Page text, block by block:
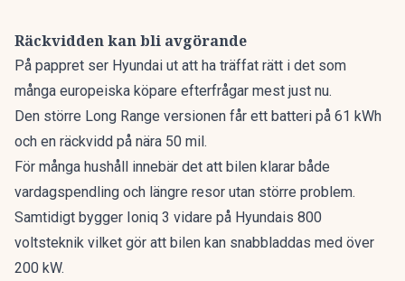
Räckvidden kan bli avgörande
På pappret ser Hyundai ut att ha träffat rätt i det som
många europeiska köpare efterfrågar mest just nu.
Den större Long Range versionen får ett batteri på 61 kWh
och en räckvidd på nära 50 mil.
För många hushåll innebär det att bilen klarar både
vardagspendling och längre resor utan större problem.
Samtidigt bygger Ioniq 3 vidare på Hyundais 800
voltsteknik vilket gör att bilen kan snabbladdas med över
200 kW.